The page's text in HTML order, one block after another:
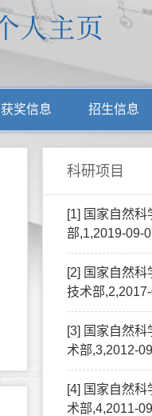
获奖信息 招生信息
科研项目
[1] 国家自然
部,1,2019-09-
[2] 国家自然
技术部
[3] 国家自然
术部,3,2012-
[4] 国家自然
术部,4,2011-